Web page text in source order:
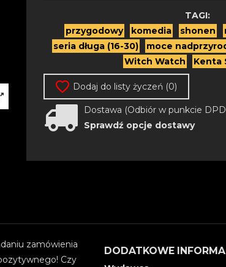
TAGI:
przygodowy
komedia shonen
seria długa (16-30)
moce
Witch Watch
Kenta
Dodaj do listy życzeń (0)
Dostawa (Odbiór w punkcie
Sprawdź opcje dostawy
zamówienia
Czy
DODATKOWE